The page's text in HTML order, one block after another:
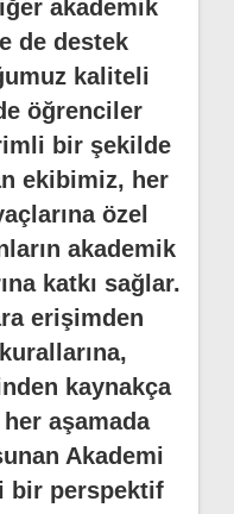
akademik
de destek
kaliteli
öğrenciler
bir şekilde
ekibimiz, her
özel
akademik
katkı sağlar.
erişimden
kaynakça
aşamada
Akademi
bir perspektif